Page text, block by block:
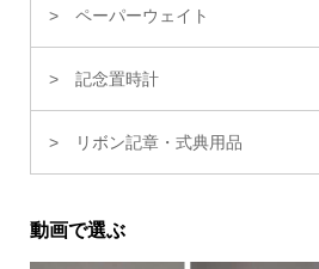
ペーパーウェイト
記念置時計
リボン記章・式典用品
動画で選ぶ